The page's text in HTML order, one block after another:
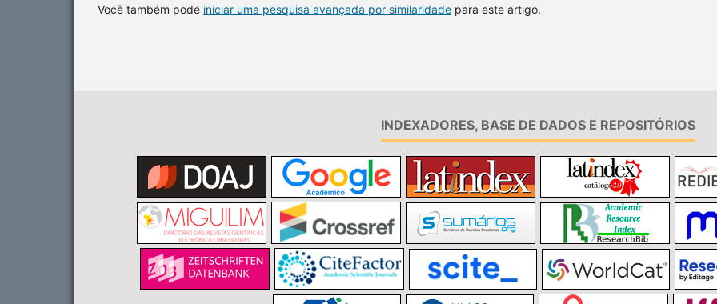
Você também pode iniciar uma pesquisa avançada por similaridade para este artigo.
INDEXADORES, BASE DE DADOS E REPOSITÓRIOS